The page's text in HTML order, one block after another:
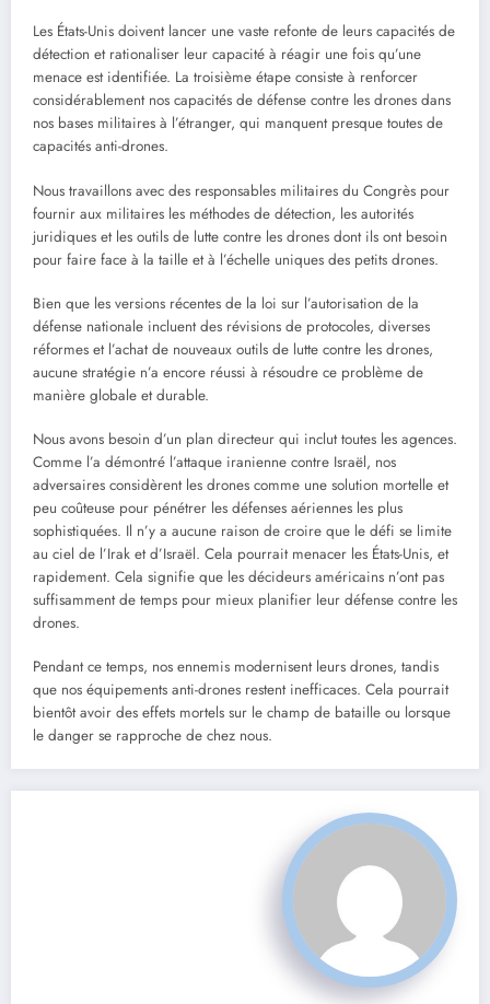
Les États-Unis doivent lancer une vaste refonte de leurs capacités de
détection et rationaliser leur capacité à réagir une fois qu’une
menace est identifiée. La troisième étape consiste à renforcer
considérablement nos capacités de défense contre les drones dans
nos bases militaires à l’étranger, qui manquent presque toutes de
capacités anti-drones.
Nous travaillons avec des responsables militaires du Congrès pour
fournir aux militaires les méthodes de détection, les autorités
juridiques et les outils de lutte contre les drones dont ils ont besoin
pour faire face à la taille et à l’échelle uniques des petits drones.
Bien que les versions récentes de la loi sur l’autorisation de la
défense nationale incluent des révisions de protocoles, diverses
réformes et l’achat de nouveaux outils de lutte contre les drones,
aucune stratégie n’a encore réussi à résoudre ce problème de
manière globale et durable.
Nous avons besoin d’un plan directeur qui inclut toutes les agences.
Comme l’a démontré l’attaque iranienne contre Israël, nos
adversaires considèrent les drones comme une solution mortelle et
peu coûteuse pour pénétrer les défenses aériennes les plus
sophistiquées. Il n’y a aucune raison de croire que le défi se limite
au ciel de l’Irak et d’Israël. Cela pourrait menacer les États-Unis, et
rapidement. Cela signifie que les décideurs américains n’ont pas
suffisamment de temps pour mieux planifier leur défense contre les
drones.
Pendant ce temps, nos ennemis modernisent leurs drones, tandis
que nos équipements anti-drones restent inefficaces. Cela pourrait
bientôt avoir des effets mortels sur le champ de bataille ou lorsque
le danger se rapproche de chez nous.